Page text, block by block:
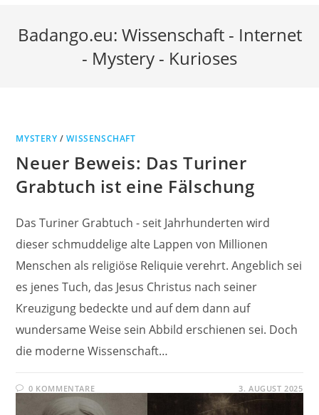
Badango.eu: Wissenschaft - Internet
- Mystery - Kurioses
MYSTERY /WISSENSCHAFT
Neuer Beweis: Das Turiner
Grabtuch ist eine Fälschung
Das Turiner Grabtuch - seit Jahrhunderten wird
dieser schmuddelige alte Lappen von Millionen
Menschen als religiöse Reliquie verehrt. Angeblich sei
es jenes Tuch, das Jesus Christus nach seiner
Kreuzigung bedeckte und auf dem dann auf
wundersame Weise sein Abbild erschienen sei. Doch
die moderne Wissenschaft…
0 KOMMENTARE 3. AUGUST 2025